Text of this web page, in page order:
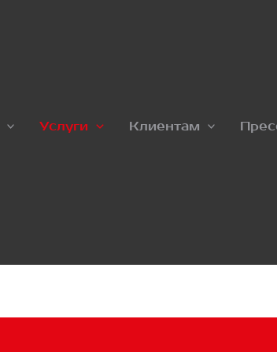
Услуги Клиентам